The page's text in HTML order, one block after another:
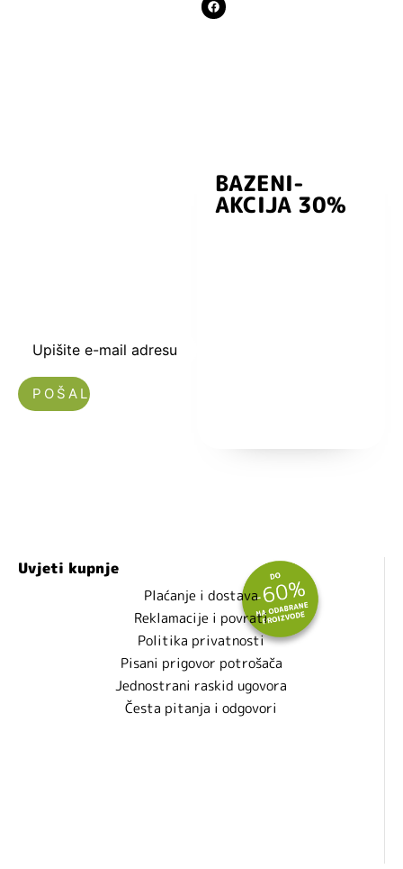
Upišite e-mail adresu
BAZENI-
AKCIJA 30%
Uvjeti kupnje
Plaćanje i dostava
Reklamacije i povrati
Politika privatnosti
Pisani prigovor potrošača
Jednostrani raskid ugovora
Česta pitanja i odgovori